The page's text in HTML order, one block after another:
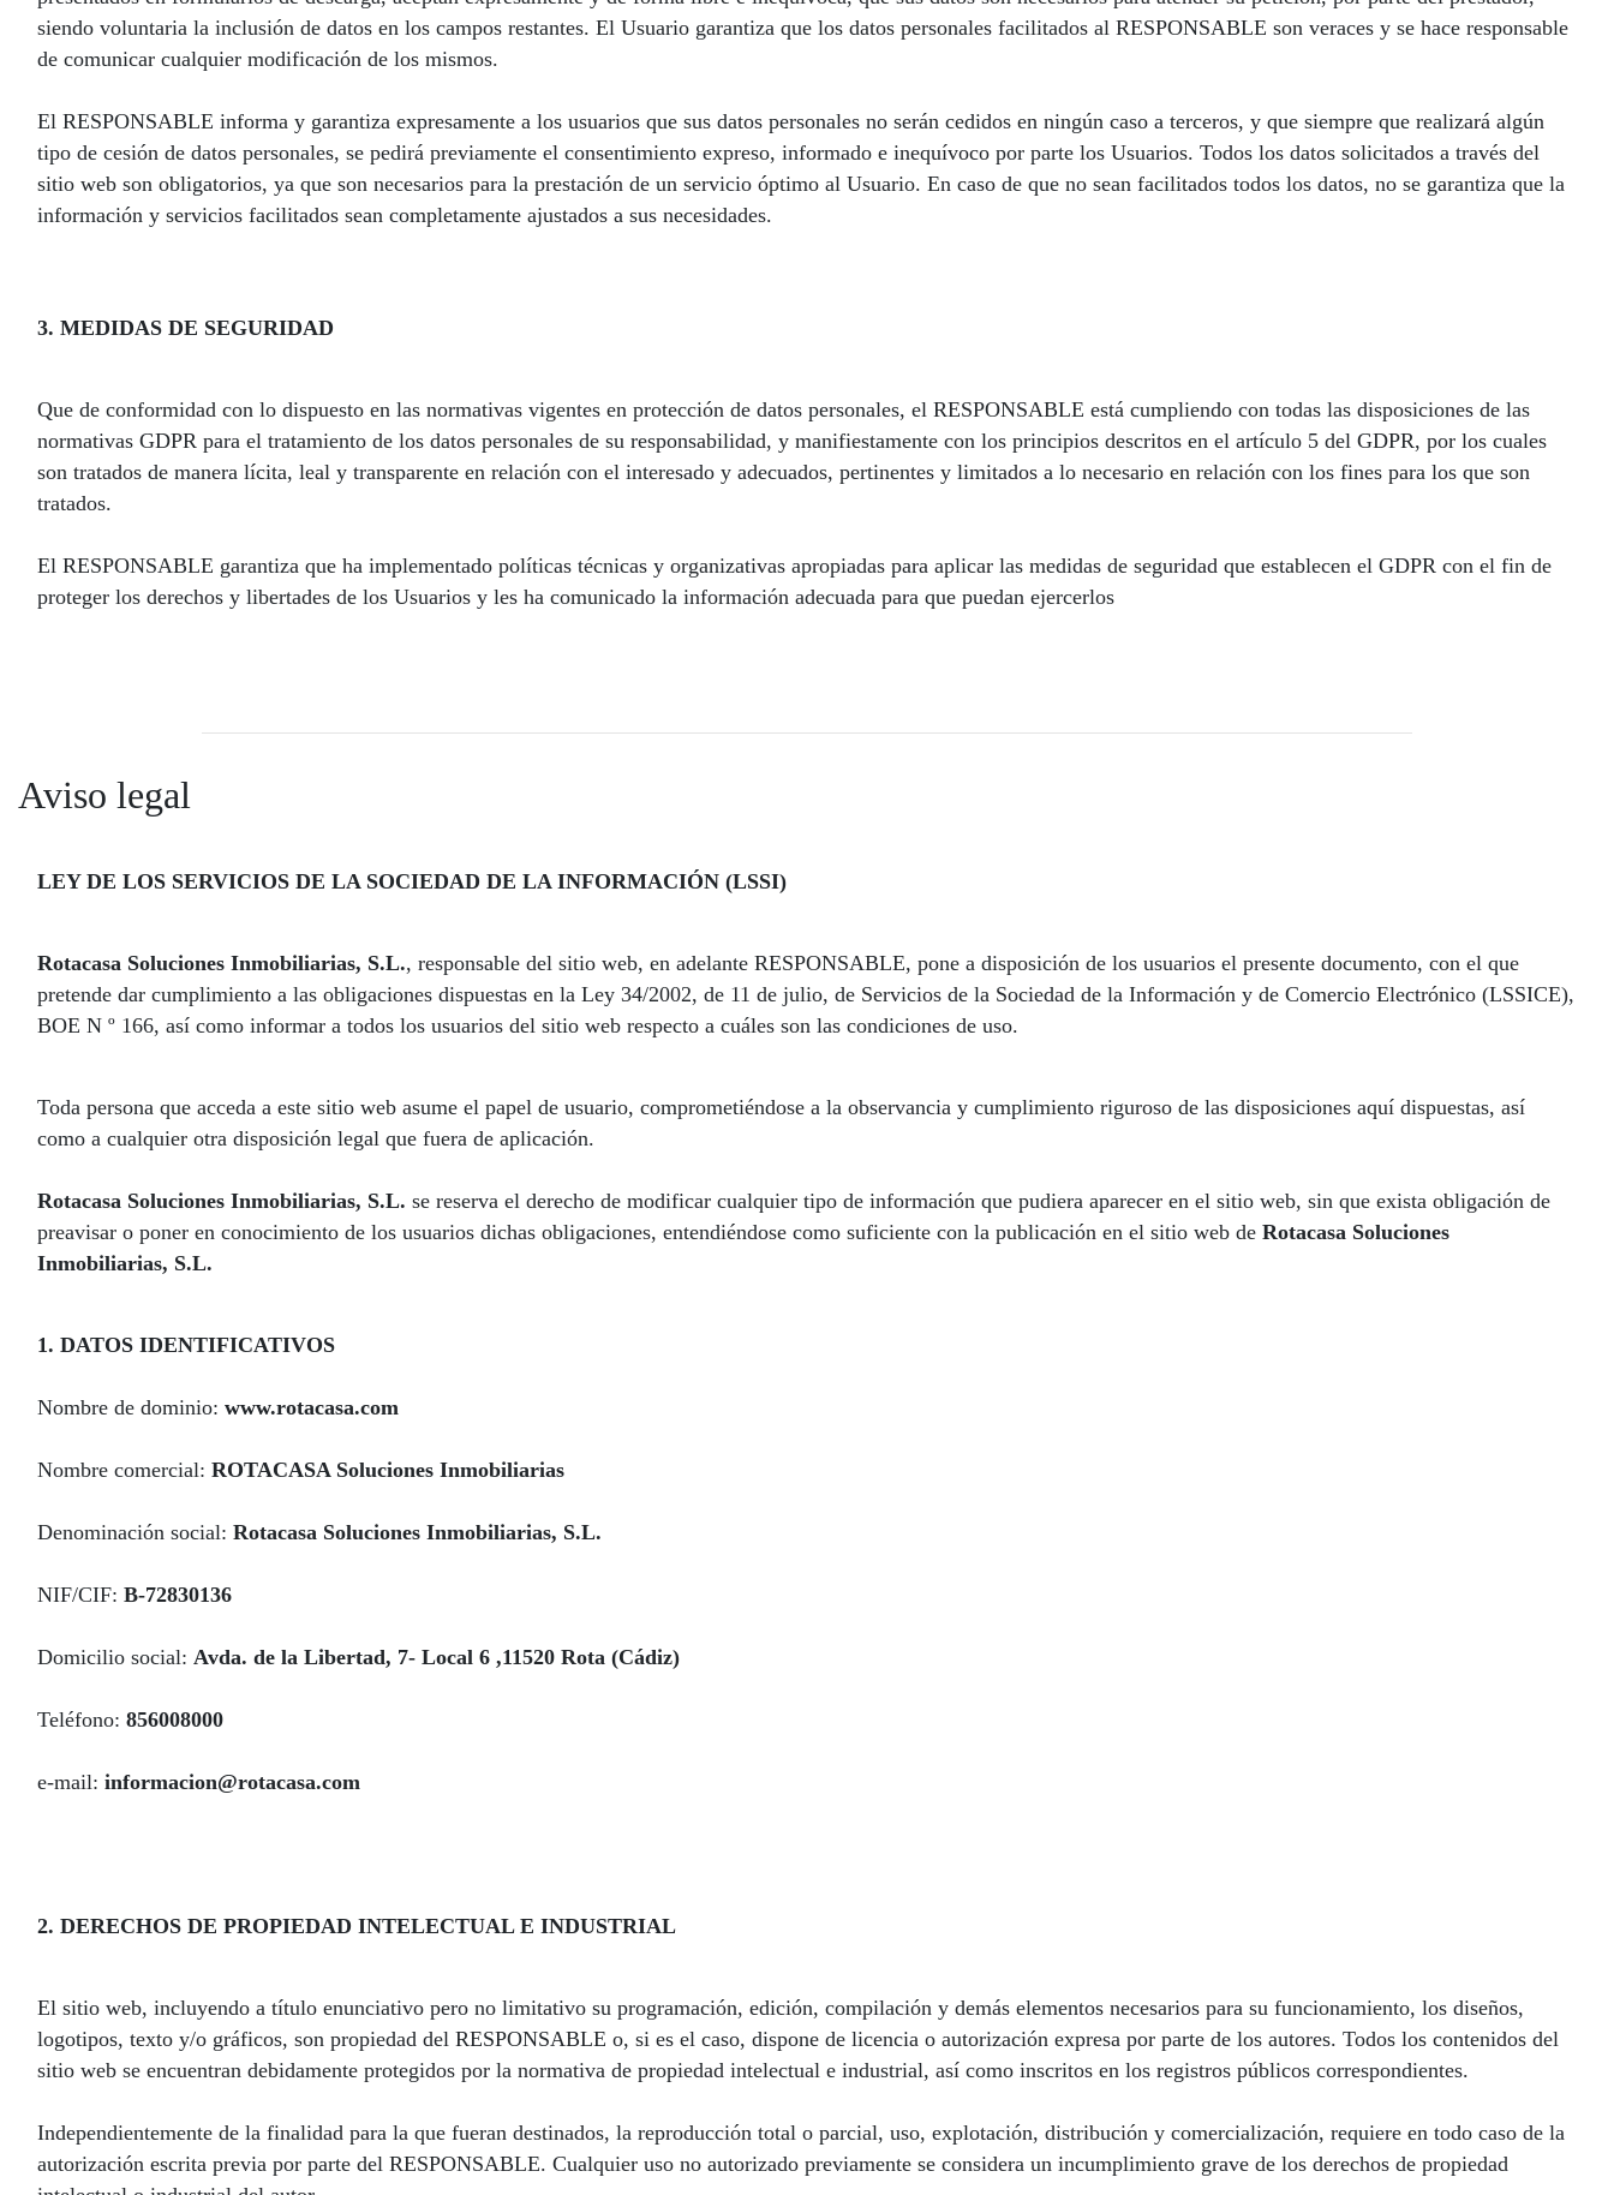
siendo voluntaria la inclusión de datos en los campos restantes. El Usuario garantiza que los datos personales facilitados al RESPONSABLE son veraces y se hace responsable
de comunicar cualquier modificación de los mismos.
El RESPONSABLE informa y garantiza expresamente a los usuarios que sus datos personales no serán cedidos en ningún caso a terceros, y que siempre que realizará algún
tipo de cesión de datos personales, se pedirá previamente el consentimiento expreso, informado e inequívoco por parte los Usuarios. Todos los datos solicitados a través del
sitio web son obligatorios, ya que son necesarios para la prestación de un servicio óptimo al Usuario. En caso de que no sean facilitados todos los datos, no se garantiza que la
información y servicios facilitados sean completamente ajustados a sus necesidades.
3. MEDIDAS DE SEGURIDAD
Que de conformidad con lo dispuesto en las normativas vigentes en protección de datos personales, el RESPONSABLE está cumpliendo con todas las disposiciones de las
normativas GDPR para el tratamiento de los datos personales de su responsabilidad, y manifiestamente con los principios descritos en el artículo 5 del GDPR, por los cuales
son tratados de manera lícita, leal y transparente en relación con el interesado y adecuados, pertinentes y limitados a lo necesario en relación con los fines para los que son
tratados.
El RESPONSABLE garantiza que ha implementado políticas técnicas y organizativas apropiadas para aplicar las medidas de seguridad que establecen el GDPR con el fin de
proteger los derechos y libertades de los Usuarios y les ha comunicado la información adecuada para que puedan ejercerlos
Aviso legal
LEY DE LOS SERVICIOS DE LA SOCIEDAD DE LA INFORMACIÓN (LSSI)
Rotacasa Soluciones Inmobiliarias, S.L., responsable del sitio web, en adelante RESPONSABLE, pone a disposición de los usuarios el presente documento, con el que
pretende dar cumplimiento a las obligaciones dispuestas en la Ley 34/2002, de 11 de julio, de Servicios de la Sociedad de la Información y de Comercio Electrónico (LSSICE),
BOE N º 166, así como informar a todos los usuarios del sitio web respecto a cuáles son las condiciones de uso.
Toda persona que acceda a este sitio web asume el papel de usuario, comprometiéndose a la observancia y cumplimiento riguroso de las disposiciones aquí dispuestas, así
como a cualquier otra disposición legal que fuera de aplicación.
Rotacasa Soluciones Inmobiliarias, S.L. se reserva el derecho de modificar cualquier tipo de información que pudiera aparecer en el sitio web, sin que exista obligación de
preavisar o poner en conocimiento de los usuarios dichas obligaciones, entendiéndose como suficiente con la publicación en el sitio web de Rotacasa Soluciones
Inmobiliarias, S.L.
1. DATOS IDENTIFICATIVOS
Nombre de dominio: www.rotacasa.com
Nombre comercial: ROTACASA Soluciones Inmobiliarias
Denominación social: Rotacasa Soluciones Inmobiliarias, S.L.
NIF/CIF: B-72830136
Domicilio social: Avda. de la Libertad, 7- Local 6 ,11520 Rota (Cádiz)
Teléfono: 856008000
e-mail: informacion@rotacasa.com
2. DERECHOS DE PROPIEDAD INTELECTUAL E INDUSTRIAL
El sitio web, incluyendo a título enunciativo pero no limitativo su programación, edición, compilación y demás elementos necesarios para su funcionamiento, los diseños,
logotipos, texto y/o gráficos, son propiedad del RESPONSABLE o, si es el caso, dispone de licencia o autorización expresa por parte de los autores. Todos los contenidos del
sitio web se encuentran debidamente protegidos por la normativa de propiedad intelectual e industrial, así como inscritos en los registros públicos correspondientes.
Independientemente de la finalidad para la que fueran destinados, la reproducción total o parcial, uso, explotación, distribución y comercialización, requiere en todo caso de la
autorización escrita previa por parte del RESPONSABLE. Cualquier uso no autorizado previamente se considera un incumplimiento grave de los derechos de propiedad